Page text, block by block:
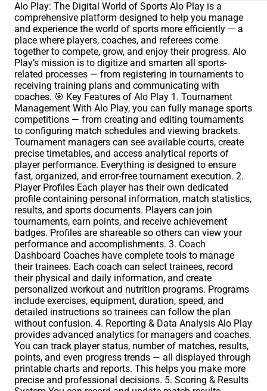
Alo Play: The Digital World of Sports Alo Play is a
comprehensive platform designed to help you manage
and experience the world of sports more efficiently — a
place where players, coaches, and referees come
together to compete, grow, and enjoy their progress. Alo
Play’s mission is to digitize and smarten all sports-
related processes — from registering in tournaments to
receiving training plans and communicating with
coaches. 🎯 Key Features of Alo Play 1. Tournament
Management With Alo Play, you can fully manage sports
competitions — from creating and editing tournaments
to configuring match schedules and viewing brackets.
Tournament managers can see available courts, create
precise timetables, and access analytical reports of
player performance. Everything is designed to ensure
fast, organized, and error-free tournament execution. 2.
Player Profiles Each player has their own dedicated
profile containing personal information, match statistics,
results, and sports documents. Players can join
tournaments, earn points, and receive achievement
badges. Profiles are shareable so others can view your
performance and accomplishments. 3. Coach
Dashboard Coaches have complete tools to manage
their trainees. Each coach can select trainees, record
their physical and daily information, and create
personalized workout and nutrition programs. Programs
include exercises, equipment, duration, speed, and
detailed instructions so trainees can follow the plan
without confusion. 4. Reporting & Data Analysis Alo Play
provides advanced analytics for managers and coaches.
You can track player status, number of matches, results,
points, and even progress trends — all displayed through
printable charts and reports. This helps you make more
precise and professional decisions. 5. Scoring & Results